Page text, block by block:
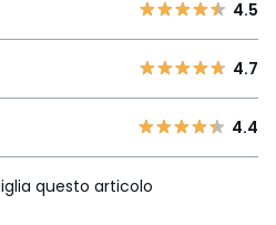
1
0
4.7
4.4
questo articolo
4.5
4.7
4.4
questo articolo